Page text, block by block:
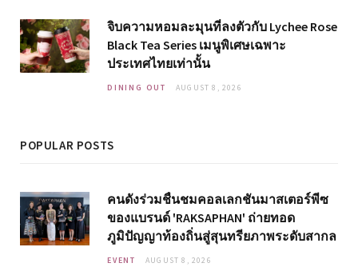
จิบความหอมละมุนที่ลงตัวกับ Lychee Rose
Black Tea Series เมนูพิเศษเฉพาะ
ประเทศไทยเท่านั้น
DINING OUT AUGUST 8, 2026
POPULAR POSTS
คนดังร่วมชื่นชมคอลเลกชันมาสเตอร์พีซ
ของแบรนด์ 'RAKSAPHAN' ถ่ายทอด
ภูมิปัญญาท้องถิ่นสู่สุนทรียภาพระดับสากล
EVENT AUGUST 8, 2026